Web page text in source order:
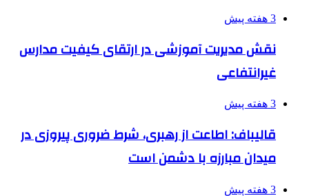
3 هفته پیش
نقش مدیریت آموزشی در ارتقای کیفیت مدارس
غیرانتفاعی
3 هفته پیش
قالیباف: اطاعت از رهبری، شرط ضروری پیروزی در
میدان مبارزه با دشمن است
3 هفته پیش